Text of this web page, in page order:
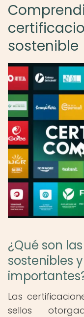
sostenible
¿Qué son
sostenibles
Las
sellos